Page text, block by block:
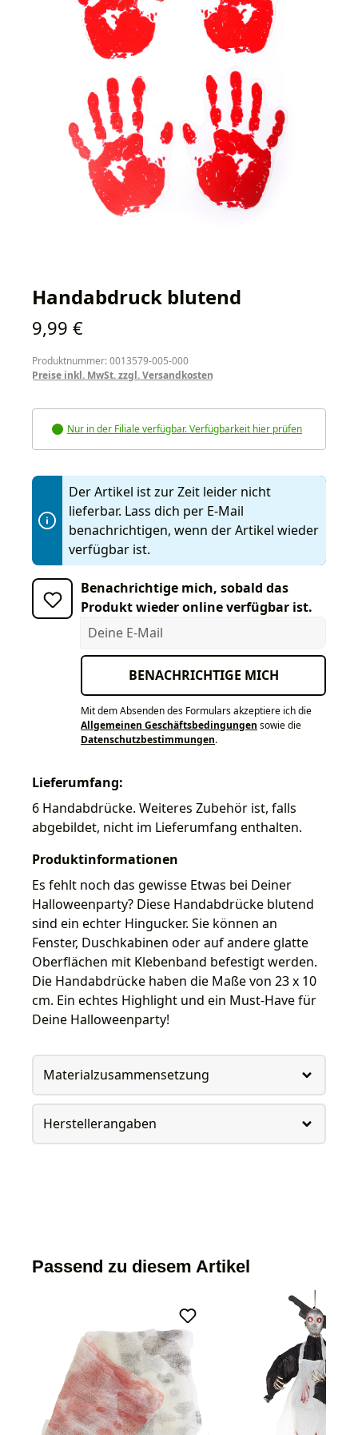
Handabdruck blutend
Regulärer Preis:
9,99 €
Produktnummer: 0013579-005-000
Preise inkl. MwSt. zzgl. Versandkosten
Nur in der Filiale verfügbar. Verfügbarkeit hier prüfen
Der Artikel ist zur Zeit leider nicht
lieferbar. Lass dich per E-Mail
benachrichtigen, wenn der Artikel wieder
verfügbar ist.
Benachrichtige mich, sobald das
Produkt wieder online verfügbar ist.
Deine E-Mail
BENACHRICHTIGE MICH
Mit dem Absenden des Formulars akzeptiere ich die
Allgemeinen Geschäftsbedingungen sowie die
Datenschutzbestimmungen.
Lieferumfang:
6 Handabdrücke. Weiteres Zubehör ist, falls
abgebildet, nicht im Lieferumfang enthalten.
Produktinformationen
Es fehlt noch das gewisse Etwas bei Deiner
Halloweenparty? Diese Handabdrücke blutend
sind ein echter Hingucker. Sie können an
Fenster, Duschkabinen oder auf andere glatte
Oberflächen mit Klebenband befestigt werden.
Die Handabdrücke haben die Maße von 23 x 10
cm. Ein echtes Highlight und ein Must-Have für
Deine Halloweenparty!
Materialzusammensetzung
Herstellerangaben
Passend zu diesem Artikel